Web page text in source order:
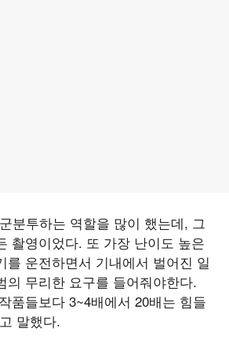
분투하는 역할을 많이 했는데, 그
촬영이었다. 또 가장 난이도 높은
를 운전하면서 기내에서 벌어진 일
의 무리한 요구를 들어줘야한다.
품들보다 3~4배에서 20배는 힘들
말했다.